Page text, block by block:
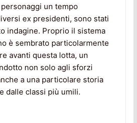
un tempo
ex presidenti, sono stati
indagine. Proprio il sistema
è sembrato particolarmente
avanti questa lotta, un
non solo agli sforzi
a una particolare storia
dalle classi più umili.